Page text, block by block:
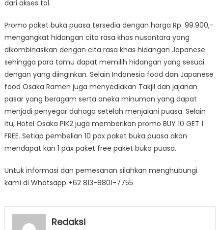
dari akses tol.
Promo paket buka puasa tersedia dengan harga Rp. 99.900,-
mengangkat hidangan cita rasa khas nusantara yang
dikombinasikan dengan cita rasa khas hidangan Japanese
sehingga para tamu dapat memilih hidangan yang sesuai
dengan yang diinginkan. Selain Indonesia food dan Japanese
food Osaka Ramen juga menyediakan Takjil dan jajanan
pasar yang beragam serta aneka minuman yang dapat
menjadi penyegar dahaga setelah menjalani puasa. Selain
itu, Hotel Osaka PIK2 juga memberikan promo BUY 10 GET 1
FREE. Setiap pembelian 10 pax paket buka puasa akan
mendapat kan 1 pax paket free paket buka puasa.
Untuk informasi dan pemesanan silahkan menghubungi
kami di Whatsapp +62 813-8801-7755
Redaksi